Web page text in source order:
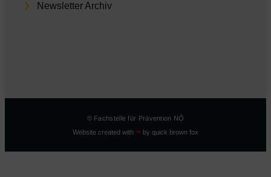
Newsletter Archiv
© Fachstelle für Prävention NÖ
Website created with ❤ by quick brown fox